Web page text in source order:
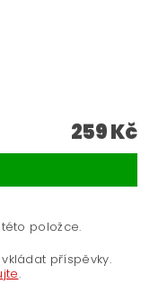
259 Kč
položce.
příspěvky.
.